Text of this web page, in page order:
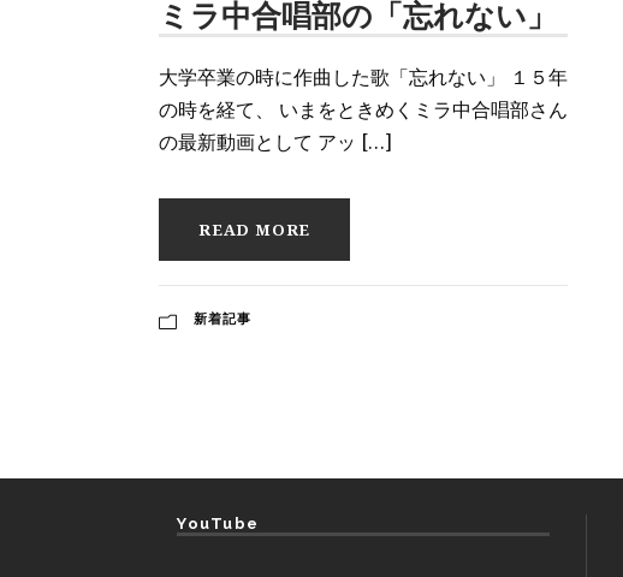
ミラ中合唱部の「忘れない」
大学卒業の時に作曲した歌「忘れない」 １５年
の時を経て、 いまをときめくミラ中合唱部さん
の最新動画として アッ […]
READ MORE
新着記事
YouTube